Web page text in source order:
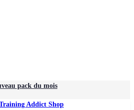
pack du mois